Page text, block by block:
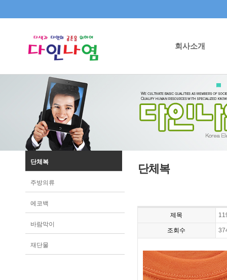
회사소개
단체복
주방의류
에코백
바람막이
재단물
단체복
제목
조회수